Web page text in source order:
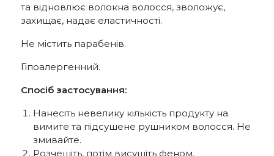
та відновлює волокна волосся, зволожує,
захищає, надає еластичності.
Не містить парабенів.
Гіпоалергенний.
Спосіб застосування:
Нанесіть невелику кількість продукту на
вимите та підсушене рушником волосся. Не
змивайте.
Розчешіть, потім висушіть феном.